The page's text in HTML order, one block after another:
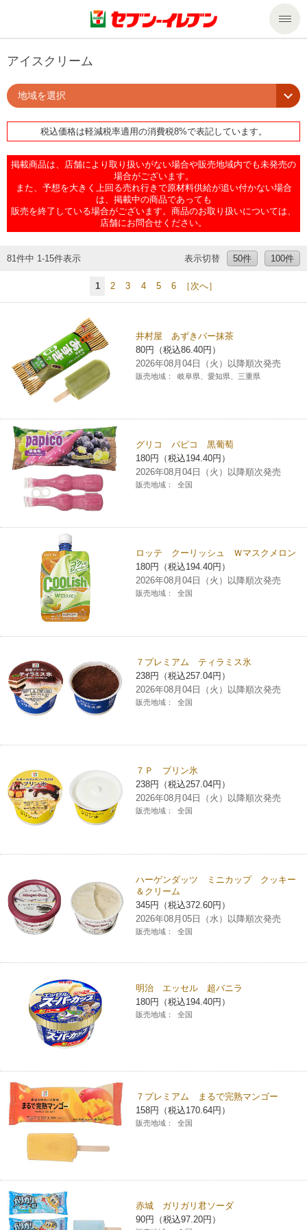
商品のご案内
商品のご案内トップ
今週の新商品
商品カテゴリ一覧
食の安全・安心への取組み
プリペイドカード・金券
ニンテンドー・ダウンロードカード
セール・キャンペーン
サービス
nanacoトップ
マルチコピー機でできることトップ
プリント
ファクス
チケット
スポーツ振興くじ
行政サービス
保険
学び・教育
切手・はがき・印紙
セブン銀行ATM
ご利用可能なお支払い方法
各種料金のお支払い
レジでApple Accountにチャージ
オンラインフォトサービス
宅配ロッカー（店舗限定）
自転車シェアリング（店舗限定）
モバイルバッテリーシェアリング（店舗限定）
モバイルWi-Fiバッテリーシェアリング（店舗限定）
荷物預かりサービス「ecbocloakエクボクローク」（店舗限定）
ソフトバンクギフト
チケットサービス
セブンチケット
チケットぴあ
イープラス
CNプレイガイド
セブン‐イレブンでお受取り
タワーレコード
セブンネットショッピング
停電時のサービス停止のお知らせ
企業情報トップ
ニュースリリース
会社概要
貸借対照表・損益計算書
沿革
国内店舗数
セブン‐イレブンの海外事業
データで見るセブン‐イレブン
セブン‐イレブンの「商品力」
セブン-イレブンの横顔
セブン-イレブンの歴史
私たちの取組み
サステナビリティ
サステナビリティトップ
セブン＆アイ・ホールディングスの重点課題
サステナビリティ活動基本方針
GREEN CHALLENGE 2050
4VISIONS
サステナビリティレポート
報告書ライブラリー
加盟店オーナー募集 物件募集・購入
アルバイト情報 採用情報
店舗検索
ネットショッピング
お問い合わせ
Language
English (Corporate)
English (Services)
中文[繁體字](服務)
简体中文(服务)
한국어(서비스)
ภาษาไทย(บริการ)
アイスクリーム
地域を選択
税込価格は軽減税率適用の消費税8%で表記しています。
掲載商品は、店舗により取り扱いがない場合や販売地域内でも未発売の
場合がございます。
また、予想を大きく上回る売れ行きで原材料供給が追い付かない場合
は、掲載中の商品であっても
販売を終了している場合がございます。商品のお取り扱いについては、
店舗にお問合せください。
81件中 1-15件表示 表示切替 50件 100件
1 2 3 4 5 6 ［次へ］
井村屋 あずきバー抹茶
80円（税込86.40円）
2026年08月04日（火）以降順次発売
販売地域： 岐阜県、愛知県、三重県
グリコ パピコ 黒葡萄
180円（税込194.40円）
2026年08月04日（火）以降順次発売
販売地域： 全国
ロッテ クーリッシュ Ｗマスクメロン
180円（税込194.40円）
2026年08月04日（火）以降順次発売
販売地域： 全国
７プレミアム ティラミス氷
238円（税込257.04円）
2026年08月04日（火）以降順次発売
販売地域： 全国
７Ｐ プリン氷
238円（税込257.04円）
2026年08月04日（火）以降順次発売
販売地域： 全国
ハーゲンダッツ ミニカップ クッキー
＆クリーム
345円（税込372.60円）
2026年08月05日（水）以降順次発売
販売地域： 全国
明治 エッセル 超バニラ
180円（税込194.40円）
販売地域： 全国
７プレミアム まるで完熟マンゴー
158円（税込170.64円）
販売地域： 全国
赤城 ガリガリ君ソーダ
90円（税込97.20円）